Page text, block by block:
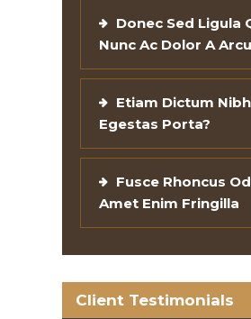
Donec Sed Ligula
Nunc Ac Dolor A Arcu
Etiam Dictum
Egestas Porta?
Fusce Rhoncus
Amet Enim Fringilla
Client Testimonials